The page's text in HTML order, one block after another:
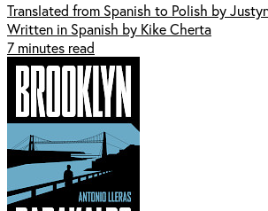
Translated from Spanish to Polish by
Written in Spanish by Kike Cherta
7 minutes read